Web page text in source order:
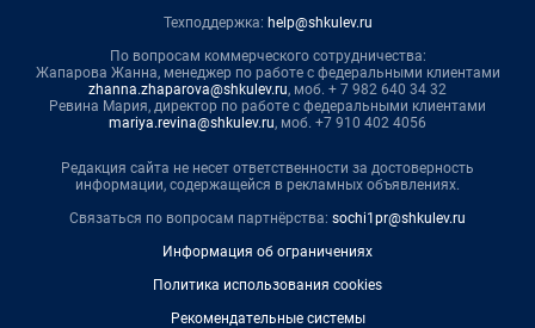
Техподдержка: help@shkulev.ru
По вопросам коммерческого сотрудничества:
Жапарова Жанна, менеджер по работе с федеральными клиентами
zhanna.zhaparova@shkulev.ru, моб. + 7 982 640 34 32
Ревина Мария, директор по работе с федеральными клиентами
mariya.revina@shkulev.ru, моб. +7 910 402 4056
Редакция сайта не несет ответственности за достоверность
информации, содержащейся в рекламных объявлениях.
Связаться по вопросам партнёрства: sochi1pr@shkulev.ru
Информация об ограничениях
Политика использования cookies
Рекомендательные системы